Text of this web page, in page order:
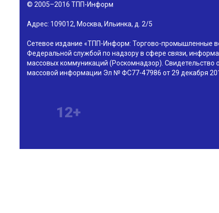
© 2005–2016 ТПП-Информ
Адрес: 109012, Москва, Ильинка, д. 2/5
Сетевое издание «ТПП-Информ: Торгово-промышленные
Федеральной службой по надзору в сфере связи,
массовых коммуникаций (Роскомнадзор). Свидетельство
массовой информации Эл № ФС77-47986 от 29 декабря
12+